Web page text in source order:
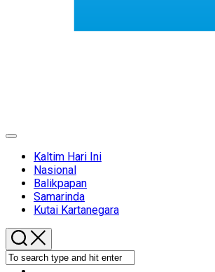
Expand
Kaltim Hari Ini
Nasional
Balikpapan
Samarinda
Kutai Kartanegara